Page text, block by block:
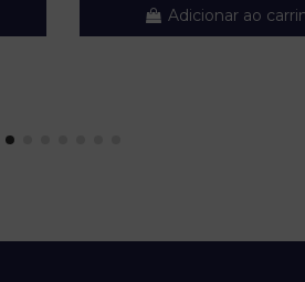
Adicionar ao